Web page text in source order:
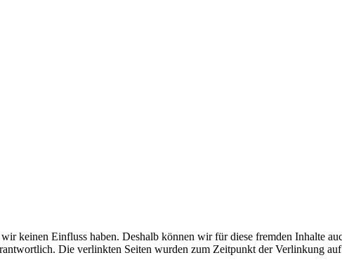
keinen Einfluss haben. Deshalb können wir für diese fremden Inhalte
Die verlinkten Seiten wurden zum Zeitpunkt der Verlinkung